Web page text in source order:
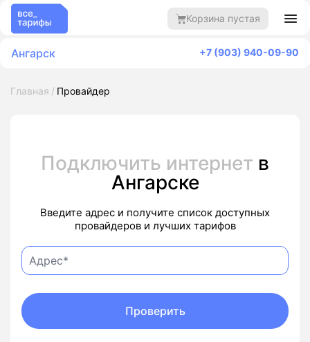
Корзина пустая
Ангарск +7 (903) 940-09-90
Главная Провайдер
Подключить интернет в
Ангарске
Введите адрес и получите список доступных
провайдеров и лучших тарифов
Проверить